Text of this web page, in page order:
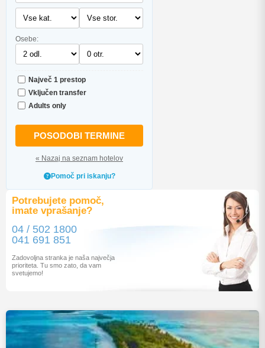
Osebe:
Največ 1 prestop
Vključen transfer
Adults only
POSODOBI TERMINE
« Nazaj na seznam hotelov
Pomoč pri iskanju?
Potrebujete pomoč,
imate vprašanje?
04 / 502 1800
041 691 851
Zadovoljna stranka je naša največja
prioriteta. Tu smo zato, da vam
svetujemo!